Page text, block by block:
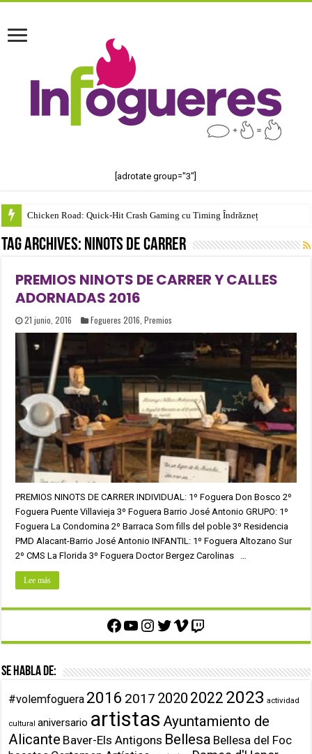
[adrotate group="3"]
Chicken Road: Quick‑Hit Crash Gaming cu Timing Îndrăzneț
Tag Archives: Ninots de carrer
PREMIOS NINOTS DE CARRER Y CALLES
ADORNADAS 2016
21 junio, 2016 Fogueres 2016 ,Premios
PREMIOS NINOTS DE CARRER INDIVIDUAL: 1º Foguera Don Bosco 2º
Foguera Puente Villavieja 3º Foguera Barrio José Antonio GRUPO: 1º
Foguera La Condomina 2º Barraca Som fills del poble 3º Residencia
PMD Alacant-Barrio José Antonio INFANTIL: 1º Foguera Altozano Sur
2º CMS La Florida 3º Foguera Doctor Bergez Carolinas …
Lee más
Facebook
YouTube
Instagram
Twitter
Vimeo
Twitch
Se habla de:
#volemfoguera 2016 2017 2020 2022 2023 actividad
cultural aniversario artistas Ayuntamiento de
Alicante Baver-Els Antigons Bellesa Bellesa del Foc